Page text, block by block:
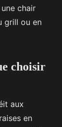
chair
grill ou en
choisir
aux
en